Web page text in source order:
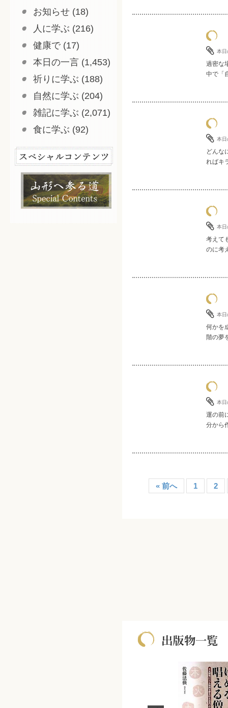
お知らせ (18)
人に学ぶ (216)
健康で(17)
本日の一言 (1,453)
祈りに学ぶ (188)
自然に学ぶ (204)
雑記に学ぶ (2,071)
食に学ぶ (92)
本日
過密な
中で「
本日
どんな
ればキ
本日
考えて
のに考
本日
何かを
階の夢
本日
運の前
分から
« 前へ 1 2